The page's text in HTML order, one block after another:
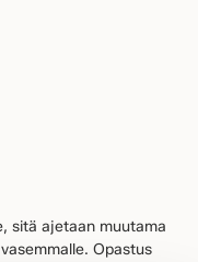
sitä ajetaan muutama
Opastus